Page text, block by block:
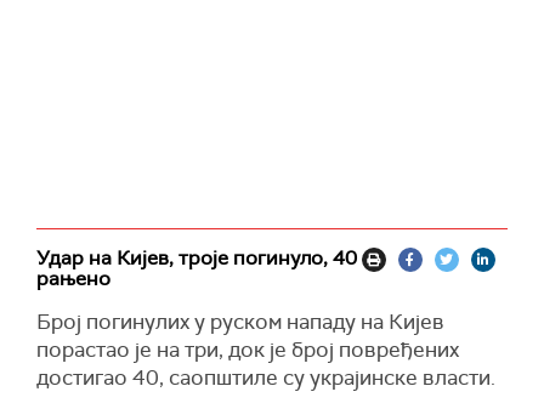
Удар на Кијев, троје погинуло, 40
рањено
Број погинулих у руском нападу на Кијев
порастао је на три, док је број повређених
достигао 40, саопштиле су украјинске власти.